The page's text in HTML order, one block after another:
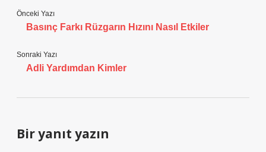
Önceki Yazı
Basınç Farkı Rüzgarın Hızını Nasıl Etkiler
Sonraki Yazı
Adli Yardımdan Kimler
Bir yanıt yazın